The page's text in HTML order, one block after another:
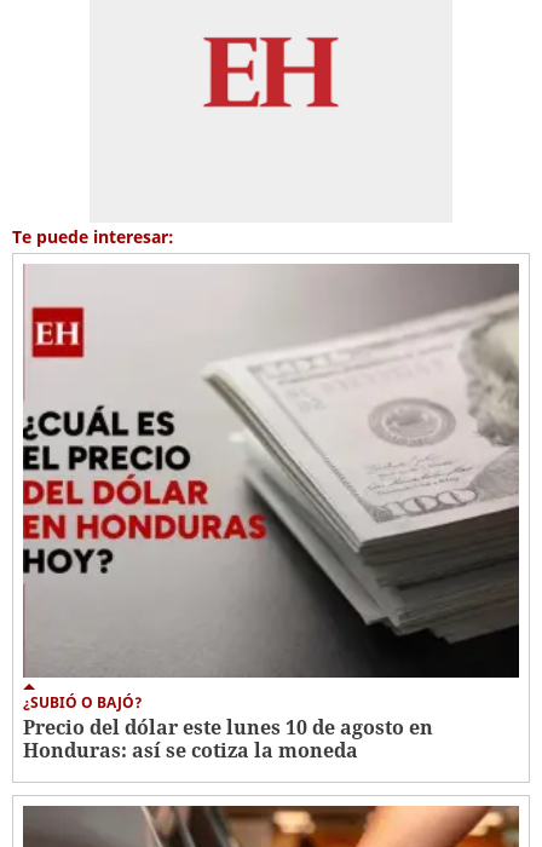
Te puede interesar:
¿SUBIÓ O BAJÓ?
Precio del dólar este lunes 10 de agosto en
Honduras: así se cotiza la moneda